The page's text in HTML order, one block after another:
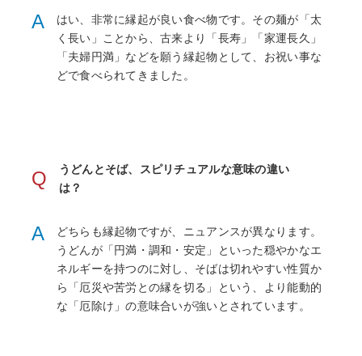
A
はい、非常に縁起が良い食べ物です。その麺が「太
く長い」ことから、古来より「長寿」「家運長久」
「夫婦円満」などを願う縁起物として、お祝い事な
どで食べられてきました。
Q
うどんとそば、スピリチュアルな意味の違い
は？
A
どちらも縁起物ですが、ニュアンスが異なります。
うどんが「円満・調和・安定」といった穏やかなエ
ネルギーを持つのに対し、そばは切れやすい性質か
ら「厄災や苦労との縁を切る」という、より能動的
な「厄除け」の意味合いが強いとされています。